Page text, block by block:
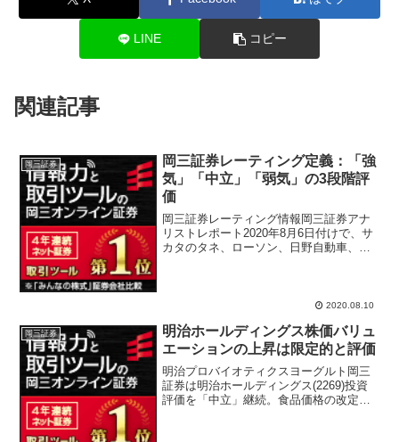
LINE コピー
関連記事
岡三証券
岡三証券レーティング定義：「強
気」「中立」「弱気」の3段階評
価
岡三証券レーティング情報岡三証券アナ
リストレポート2020年8月6日付けで、サ
カタのタネ、ローソン、日野自動車、カ
2020.08.10
岡三証券
明治ホールディングス株価バリュ
エーションの上昇は限定的と評価
明治プロバイオティクスヨーグルト岡三
証券は明治ホールディングス(2269)投資
評価を「中立」継続。食品価格の改定に